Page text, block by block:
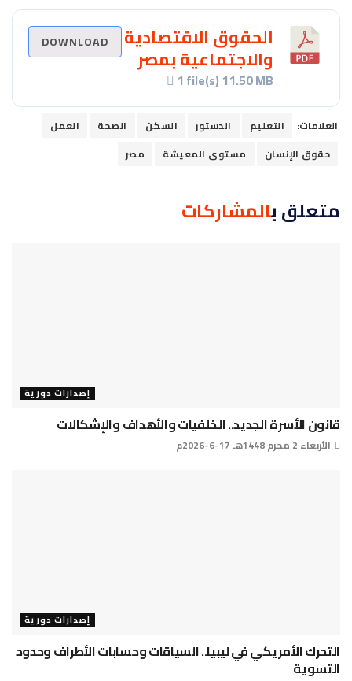
الحقوق الاقتصادية
والاجتماعية بمصر
1 file(s) 11.50 MB
DOWNLOAD
العلامات: التعليم الدستور السكن الصحة
العمل
حقوق الإنسان
مستوى المعيشة مصر
متعلق بالمشاركات
إصدارات دورية
قانون الأسرة الجديد.. الخلفيات والأهداف والإشكالات
الأربعاء 2 محرم 1448هـ 17-6-2026م
إصدارات دورية
التحرك الأمريكي في ليبيا.. السياقات وحسابات الأطراف وحدود
التسوية